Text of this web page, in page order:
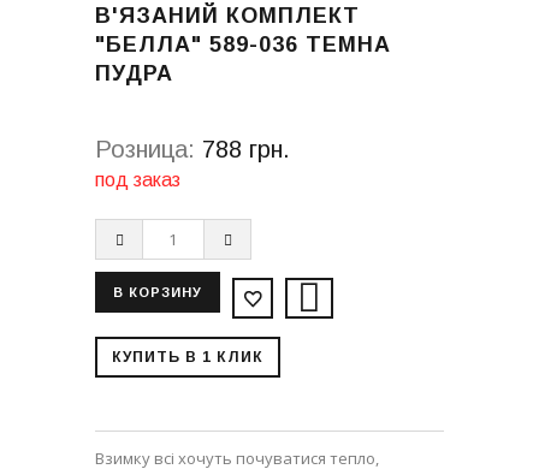
В'ЯЗАНИЙ КОМПЛЕКТ
"БЕЛЛА" 589-036 ТЕМНА
ПУДРА
Розница: 788 грн.
под заказ
КУПИТЬ В 1 КЛИК
Взимку всі хочуть почуватися тепло,